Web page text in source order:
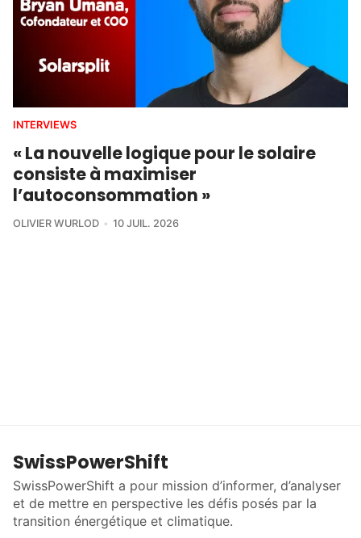
INTERVIEWS
« La nouvelle logique pour le solaire
consiste à maximiser
l’autoconsommation »
OLIVIER WURLOD 10 JUIL. 2026
SwissPowerShift
SwissPowerShift a pour mission d’informer, d’analyser
et de mettre en perspective les défis posés par la
transition énergétique et climatique.